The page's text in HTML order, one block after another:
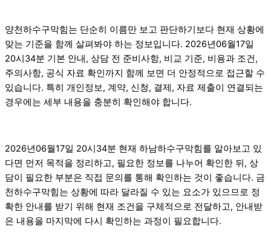
양천하수구막힘는 단순히 이름만 보고 판단하기보다 현재 상황에
맞는 기준을 함께 살펴봐야 하는 정보입니다. 2026년06월17일
20시34분 기본 안내, 상담 전 준비사항, 비교 기준, 비용과 조건,
주의사항, 공식 자료 확인까지 함께 보면 더 안정적으로 접근할 수
있습니다. 특히 개인정보, 계약, 신청, 결제, 자료 제출이 연결되는
경우에는 세부 내용을 충분히 확인해야 합니다.
2026년06월17일 20시34분 현재 하남하수구막힘를 알아보고 있
다면 먼저 목적을 정리하고, 필요한 정보를 나누어 확인한 뒤, 상
담이 필요한 부분은 직접 문의를 통해 확인하는 것이 좋습니다. 금
천하수구막힘는 상황에 따라 달라질 수 있는 요소가 있으므로 정
확한 안내를 받기 위해 현재 조건을 구체적으로 전달하고, 안내받
은 내용을 마지막에 다시 확인하는 과정이 필요합니다.